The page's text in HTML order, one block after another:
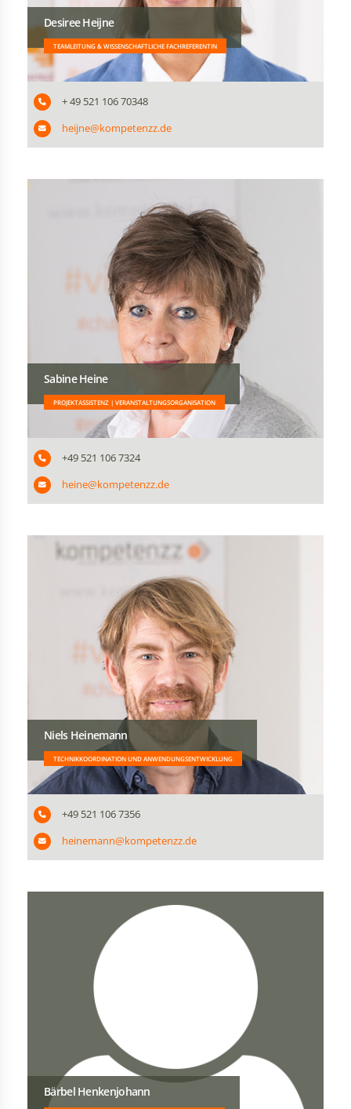
Desiree Heijne
TEAMLEITUNG & WISSENSCHAFTLICHE FACHREFERENTIN
+ 49 521 106 70348
heijne@kompetenzz.de
Sabine Heine
PROJEKTASSISTENZ | VERANSTALTUNGSORGANISATION
+49 521 106 7324
heine@kompetenzz.de
Niels Heinemann
TECHNIKKOORDINATION UND ANWENDUNGSENTWICKLUNG
+49 521 106 7356
heinemann@kompetenzz.de
Bärbel Henkenjohann